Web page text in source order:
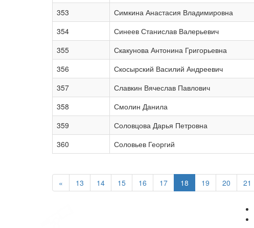
353
Симкина Анастасия Владимировна
354
Синеев Станислав Валерьевич
355
Скакунова Антонина Григорьевна
356
Скосырский Василий Андреевич
357
Славкин Вячеслав Павлович
358
Смолин Данила
359
Соловцова Дарья Петровна
360
Соловьев Георгий
« 13 14 15 16 17 18 19 20 21